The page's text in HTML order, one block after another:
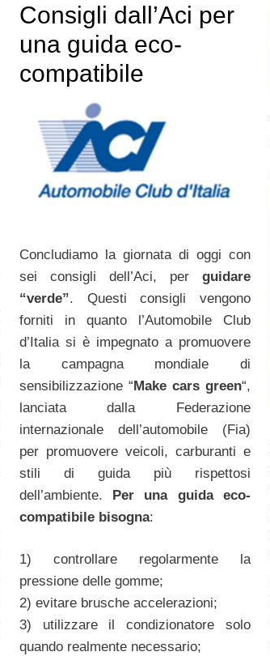
Consigli dall’Aci per
una guida eco-
compatibile
Concludiamo la giornata di oggi con
sei consigli dell’Aci, per guidare
“verde”. Questi consigli vengono
forniti in quanto l’Automobile Club
d’Italia si è impegnato a promuovere
la campagna mondiale di
sensibilizzazione “Make cars green“,
lanciata dalla Federazione
internazionale dell’automobile (Fia)
per promuovere veicoli, carburanti e
stili di guida più rispettosi
dell’ambiente. Per una guida eco-
compatibile bisogna:
1) controllare regolarmente la
pressione delle gomme;
2) evitare brusche accelerazioni;
3) utilizzare il condizionatore solo
quando realmente necessario;